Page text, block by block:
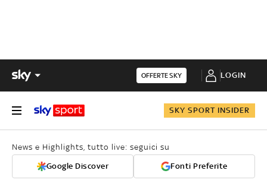
OFFERTE SKY LOGIN
SKY SPORT INSIDER
News e Highlights, tutto live: seguici su
Google Discover Fonti Preferite